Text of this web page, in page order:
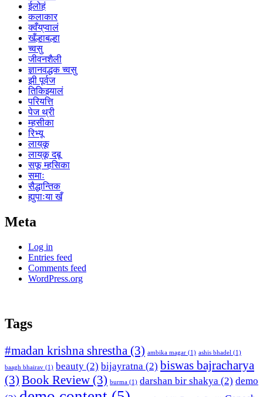
ईलोहं
कलाकार
क्वँय्‌प्वालं
खँल्हाबल्हा
च्वसु
जीवनशैली
ज्ञानवद्धक च्वसु
झी पूर्वज
तिकिझ्यालं
परियत्ति
पेज थ्री
म्हसीका
रिभ्यू
लाय्‌कू
लाय्‌कू दबू
सफू म्हसिका
समाः
सैद्धान्तिक
ह्युपाःया खँ
Meta
Log in
Entries feed
Comments feed
WordPress.org
Tags
#madan krishna shrestha (3) ambika magar (1) ashis bhadel (1)
baagh bhairav (1) beauty (2) bijayratna (2) biswas bajracharya
(3) Book Review (3) burma (1) darshan bir shakya (2) demo